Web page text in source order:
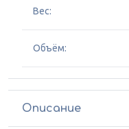
Вес:
Объём:
Описание